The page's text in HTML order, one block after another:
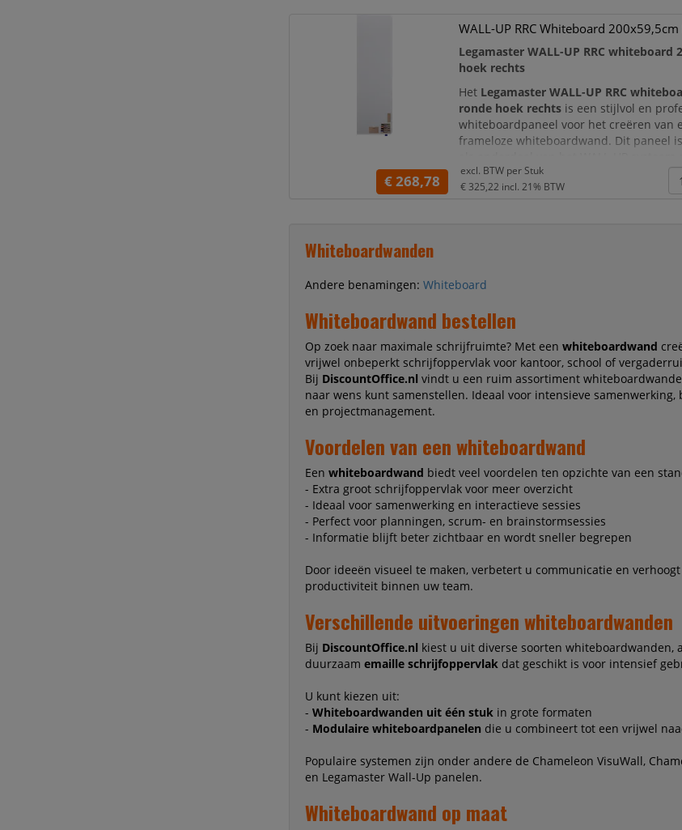
WALL-UP RRC Whiteboard
Legamaster WALL-UP RRC whiteboard
hoek rechts
Het Legamaster WALL-UP RRC
ronde hoek rechts is een stijlvol en
whiteboardpaneel voor het creëren van
frameloze whiteboardwand. Dit paneel
rechterzijde een afgeronde hoek,
strak afgewerkt eindpaneel aan de
€ 268,78
excl. BTW per Stuk
€ 325,22 incl. 21% BTW
Whiteboardwanden
Andere benamingen: Whiteboard
Whiteboardwand bestellen
Op zoek naar maximale schrijfruimte? Met een whiteboardwand
vrijwel onbeperkt schrijfoppervlak voor kantoor, school of
Bij DiscountOffice.nl vindt u een ruim assortiment
naar wens kunt samenstellen. Ideaal voor intensieve samenwerking,
en projectmanagement.
Voordelen van een whiteboardwand
Een whiteboardwand biedt veel voordelen ten opzichte van een
- Extra groot schrijfoppervlak voor meer overzicht
- Ideaal voor samenwerking en interactieve sessies
- Perfect voor planningen, scrum- en brainstormsessies
- Informatie blijft beter zichtbaar en wordt sneller begrepen
Door ideeën visueel te maken, verbetert u communicatie en
productiviteit binnen uw team.
Verschillende uitvoeringen whiteboardwanden
Bij DiscountOffice.nl kiest u uit diverse soorten whiteboardwanden,
duurzaam emaille schrijfoppervlakdat geschikt is voor intensief
U kunt kiezen uit:
- Whiteboardwanden uit één stukin grote formaten
- Modulaire whiteboardpanelen die u combineert tot een vrijwel
Populaire systemen zijn onder andere de Chameleon VisuWall,
en Legamaster Wall-Up panelen.
Whiteboardwand op maat